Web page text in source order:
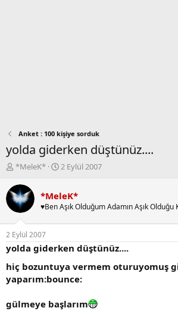
Anket : 100 kişiye sorduk
yolda giderken düştünüz....
K
n
b
u
y
u
b
a
l
a
a
*MeleK*
B
l
a
ı
ç
a
r
h
2 Eylül 2007
*MeleK*
♥Ben Aşık Olduğum Adamın Aşık Olduğu
2 Eylül 2007
yolda giderken düştünüz....
hiç bozuntuya vermem oturuyomuş
yaparım:bounce:
gülmeye başlarım